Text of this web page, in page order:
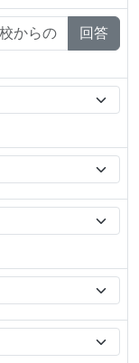
回答